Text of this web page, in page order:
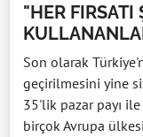
"HER FIRSATI
Son olarak
geçirilmesini yine
35'lik pazar payı
birçok Avrupa